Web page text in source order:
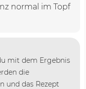
normal im Topf
mit dem Ergebnis
die
und das Rezept